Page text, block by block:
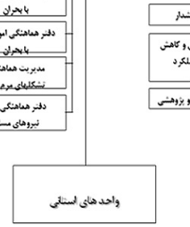
خرید اقساطی طلا و گوشی فقط با یک
چک صیادی